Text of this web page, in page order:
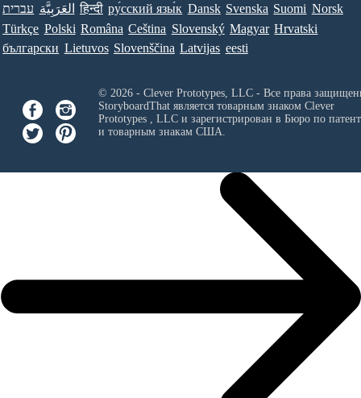
עברית العَرَبِيَّة हिन्दी ру́сский язы́к Dansk Svenska Suomi Norsk
Türkçe Polski Româna Ceština Slovenský Magyar Hrvatski
български Lietuvos Slovenščina Latvijas eesti
© 2026 - Clever Prototypes, LLC - Все права
StoryboardThat является товарным знаком Clever
Prototypes , LLCи зарегистрирован в Бюро по
и товарным знакам США.